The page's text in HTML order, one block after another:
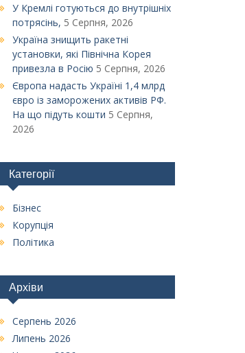
У Кремлі готуються до внутрішніх
потрясінь, 5 Серпня, 2026
Україна знищить ракетні
установки, які Північна Корея
привезла в Росію 5 Серпня, 2026
Європа надасть Україні 1,4 млрд
євро із заморожених активів РФ.
На що підуть кошти 5 Серпня,
2026
Категорії
Бізнес
Корупція
Політика
Архіви
Серпень 2026
Липень 2026